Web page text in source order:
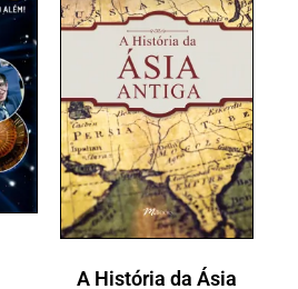
A História da Ásia